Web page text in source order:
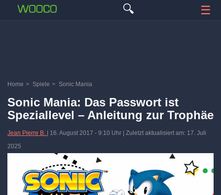
🔍 ☰
Home > Spiele > Sonic Mania
Sonic Mania: Das Passwort ist
Speziallevel – Anleitung zur Trophäe
Jean Pierre B. 16. August 2017 - 9:10 Uhr | Zuletzt aktualisiert am: 17. Juli
2025